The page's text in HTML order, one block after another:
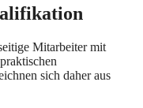
Mitarbeiter mit
sich daher aus